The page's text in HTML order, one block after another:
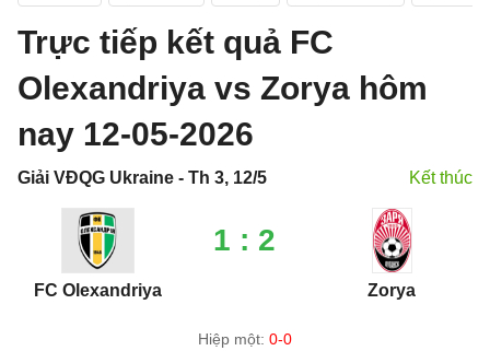
Trực tiếp kết quả FC
Olexandriya vs Zorya hôm
nay 12-05-2026
Giải VĐQG Ukraine - Th 3, 12/5 Kết thúc
FC Olexandriya
1 : 2
Zorya
Hiệp một: 0-0